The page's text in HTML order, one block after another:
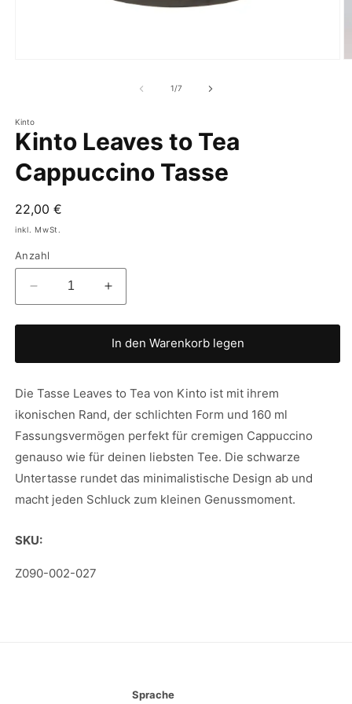
1/von
7
Kinto
Kinto Leaves to Tea
Cappuccino Tasse
Normaler
Preis
22,00 €
inkl. MwSt.
Anzahl
Verringere
die
Menge
Kinto
to
Tea
Cappuccino
Tasse
Erhöhe
die
Menge
für
Kinto
to
Tea
Cappuccino
Tasse
In den Warenkorb legen
Die Tasse Leaves to Tea von Kinto ist mit ihrem
ikonischen Rand, der schlichten Form und 160 ml
Fassungsvermögen perfekt für cremigen Cappuccino
genauso wie für deinen liebsten Tee. Die schwarze
Untertasse rundet das minimalistische Design ab und
macht jeden Schluck zum kleinen Genussmoment.
SKU:
SKU:
Z090-002-027
Sprache